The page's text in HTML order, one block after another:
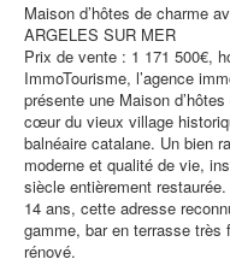
Maison d’hôtes de charme
ARGELES SUR MER
Prix de vente : 1 171 500€,
ImmoTourisme, l’agence
présente une Maison
cœur du vieux village
balnéaire catalane. Un bien
moderne et qualité de vie,
siècle entièrement
14 ans, cette adresse
gamme, bar en terrasse très
rénové.